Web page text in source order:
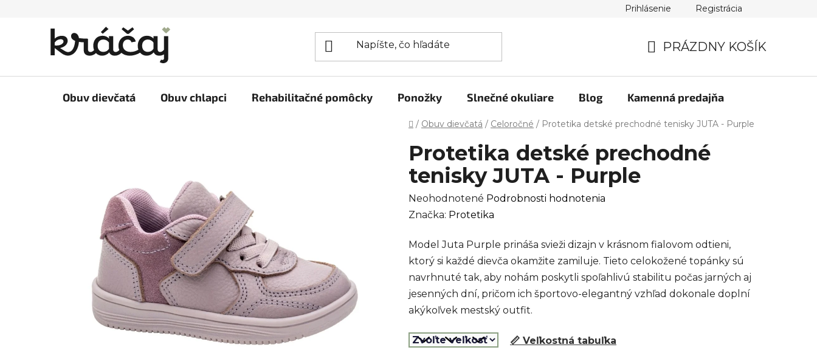
Prihlásenie Registrácia
KOŠÍK
PRÁZDNY KOŠÍK
Obuv dievčatá Obuv chlapci Rehabilitačné pomôcky Ponožky Slnečné okuliare Blog Kamenná predajňa
Domov
/ Obuv dievčatá / Celoročné / Protetika detské prechodné tenisky JUTA - Purple
Protetika detské prechodné
tenisky JUTA - Purple
Priemerné
hodnotenie
je
0,0
z
5
hviezdičiek.
Neohodnotené Podrobnosti hodnotenia
Značka: Protetika
Model Juta Purple prináša svieži dizajn v krásnom fialovom odtieni,
ktorý si každé dievča okamžite zamiluje. Tieto celokožené topánky sú
navrhnuté tak, aby nohám poskytli spoľahlivú stabilitu počas jarných aj
jesenných dní, pričom ich športovo-elegantný vzhľad dokonale doplní
akýkoľvek mestský outfit.
📏 Veľkostná tabuľka